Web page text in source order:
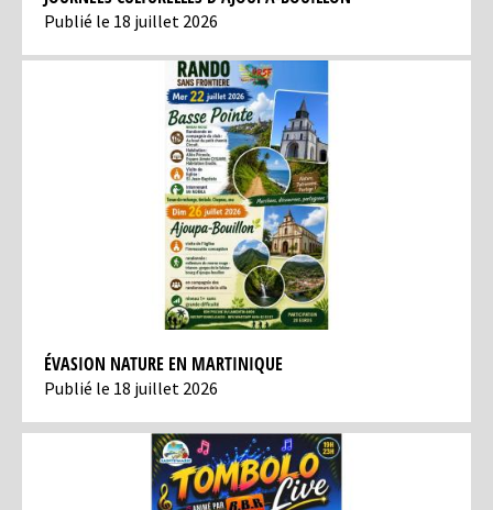
Publié le 18 juillet 2026
ÉVASION NATURE EN MARTINIQUE
Publié le 18 juillet 2026